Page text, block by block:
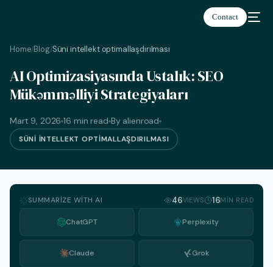
Contact
Home/Blog/Süni intellekt optimallaşdırılması
AI Optimizasiyasında Ustalık: SEO
Mükəmməlliyi Strategiyaları
Mart 9, 2026 16 min read By alienroad
SÜNI INTELLEKT OPTIMALLAŞDIRILMASI
SUMMARIZE WITH AI 46VIEWS 16MIN READ
ChatGPT Perplexity
Claude Grok
Azərbaycan